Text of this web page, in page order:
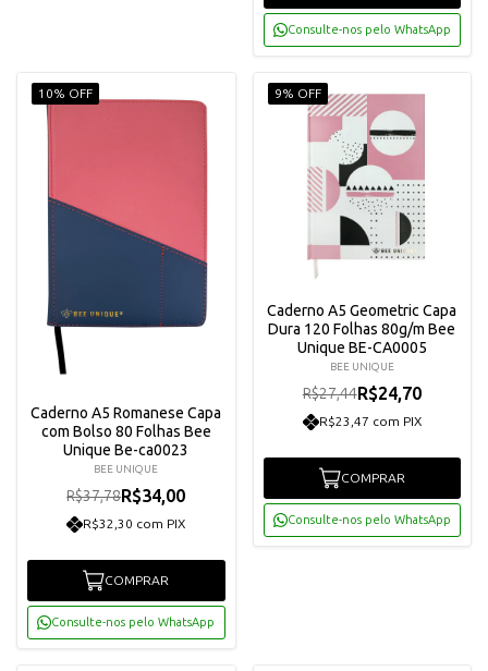
Consulte-nos pelo WhatsApp
10% OFF
Caderno A5 Romanese Capa
com Bolso 80 Folhas Bee
Unique Be-ca0023
BEE UNIQUE
R$37,78R$34,00
R$32,30 com PIX
COMPRAR
Consulte-nos pelo WhatsApp
9% OFF
Caderno A5 Geometric Capa
Dura 120 Folhas 80g/m Bee
Unique BE-CA0005
BEE UNIQUE
R$27,44R$24,70
R$23,47 com PIX
COMPRAR
Consulte-nos pelo WhatsApp